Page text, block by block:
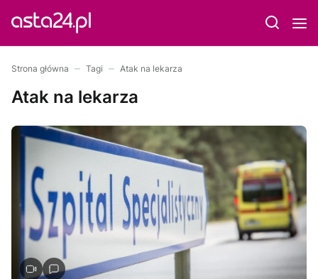
Strona główna Tagi Atak na lekarza
Atak na lekarza